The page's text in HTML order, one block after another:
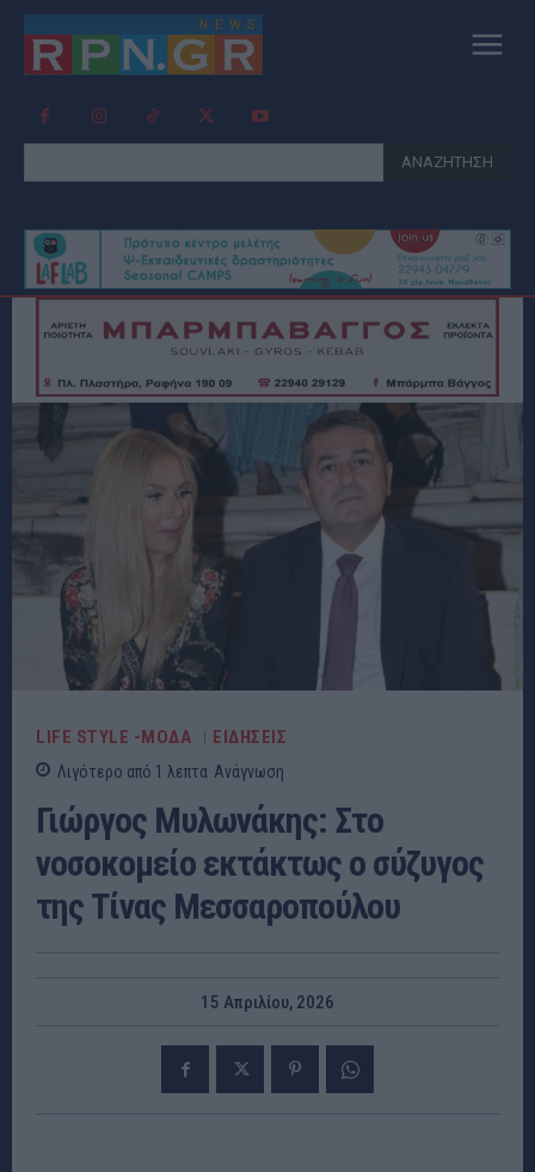
ΑΝΑΖΗΤΗΣΗ
LIFE STYLE -ΜΌΔΑ ΕΙΔΗΣΕΙΣ
Λιγότερο από 1 λεπτα Ανάγνωση
Γιώργος Μυλωνάκης: Στο
νοσοκομείο εκτάκτως ο σύζυγος
της Τίνας Μεσσαροπούλου
15 Απριλίου, 2026